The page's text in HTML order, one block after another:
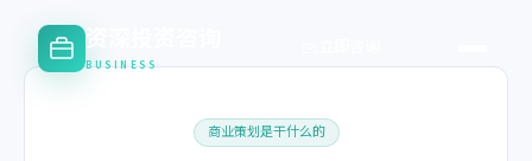
资深投资咨询
BUSINESS
商业策划是干什么的